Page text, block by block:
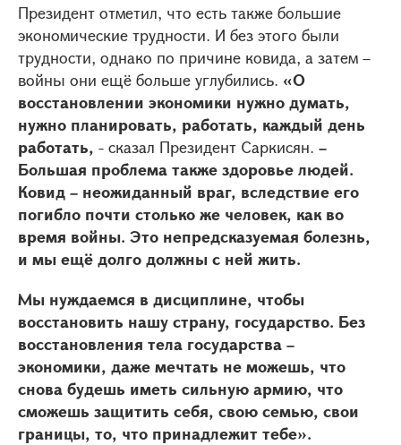
Президент отметил, что есть также большие
экономические трудности. И без этого были
трудности, однако по причине ковида, а затем –
войны они ещё больше углубились. «О
восстановлении экономики нужно думать,
нужно планировать, работать, каждый день
работать, - сказал Президент Саркисян. –
Большая проблема также здоровье людей.
Ковид – неожиданный враг, вследствие его
погибло почти столько же человек, как во
время войны. Это непредсказуемая болезнь,
и мы ещё долго должны с ней жить.
Мы нуждаемся в дисциплине, чтобы
восстановить нашу страну, государство. Без
восстановления тела государства –
экономики, даже мечтать не можешь, что
снова будешь иметь сильную армию, что
сможешь защитить себя, свою семью, свои
границы, то, что принадлежит тебе».